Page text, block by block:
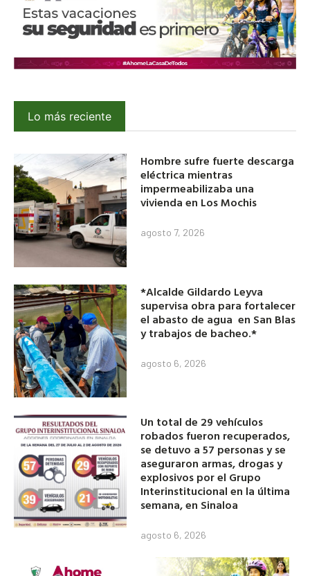
Lo más reciente
Hombre sufre fuerte descarga
eléctrica mientras
impermeabilizaba una
vivienda en Los Mochis
agosto 7, 2026
*Alcalde Gildardo Leyva
supervisa obra para fortalecer
el abasto de agua en San Blas
y trabajos de bacheo.*
agosto 6, 2026
Un total de 29 vehículos
robados fueron recuperados,
se detuvo a 57 personas y se
aseguraron armas, drogas y
explosivos por el Grupo
Interinstitucional en la última
semana, en Sinaloa
agosto 6, 2026